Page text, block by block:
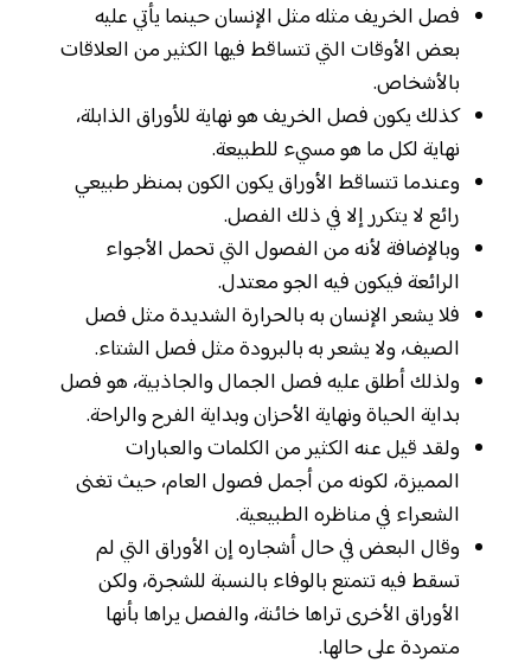
فصل الخريف مثله مثل الإنسان حينما يأتي عليه
بعض الأوقات التي تتساقط فيها الكثير من العلاقات
بالأشخاص.
كذلك يكون فصل الخريف هو نهاية للأوراق الذابلة،
نهاية لكل ما هو مسيء للطبيعة.
وعندما تتساقط الأوراق يكون الكون بمنظر طبيعي
رائع لا يتكرر إلا في ذلك الفصل.
وبالإضافة لأنه من الفصول التي تحمل الأجواء
الرائعة فيكون فيه الجو معتدل.
فلا يشعر الإنسان به بالحرارة الشديدة مثل فصل
الصيف، ولا يشعر به بالبرودة مثل فصل الشتاء.
ولذلك أطلق عليه فصل الجمال والجاذبية، هو فصل
بداية الحياة ونهاية الأحزان وبداية الفرح والراحة.
ولقد قيل عنه الكثير من الكلمات والعبارات
المميزة، لكونه من أجمل فصول العام، حيث تغنى
الشعراء في مناظره الطبيعية.
وقال البعض في حال أشجاره إن الأوراق التي لم
تسقط فيه تتمتع بالوفاء بالنسبة للشجرة، ولكن
الأوراق الأخرى تراها خائنة، والفصل يراها بأنها
متمردة على حالها.